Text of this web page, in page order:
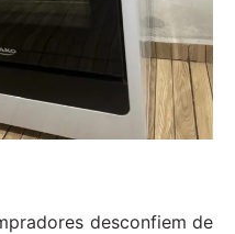
desconfiem de